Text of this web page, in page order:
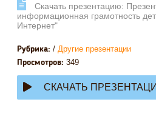
Cкачать презентацию:
информационная грамотность
Интернет"
Рубрика: / Другие презентации
Просмотров: 349
СКАЧАТЬ